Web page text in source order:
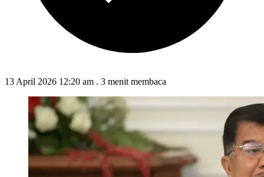
13 April 2026 12:20 am . 3 menit membaca